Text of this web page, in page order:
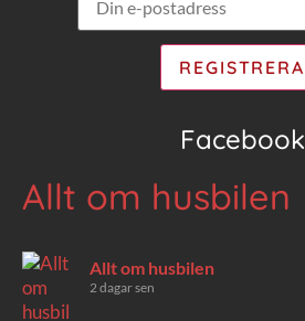
Facebook
Allt om husbilen
Allt om husbilen
2 dagar sen